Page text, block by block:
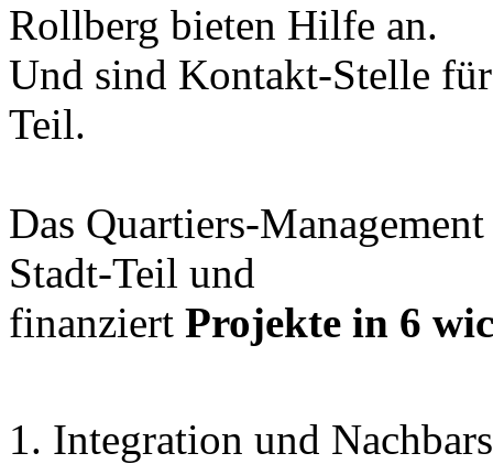
Rollberg bieten Hilfe an.
Und sind Kontakt-Stelle
Teil.
Das Quartiers-
Stadt-Teil und
finanziert Projekte in 6
Integration und